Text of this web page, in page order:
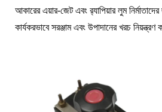
আকারের এয়ার-জেট এবং র‌্যাপিয়ার লুম
কার্যকরভাবে সরঞ্জাম এবং উপাদানের খরচ নিয়ন্ত্রণ